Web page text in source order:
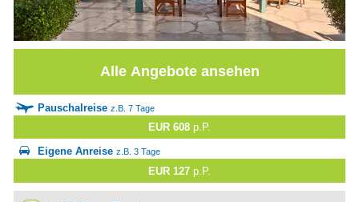
Alle Angebote ansehen
Pauschalreise z.B. 7 Tage
EUR 608 p.P.
Eigene Anreise z.B. 3 Tage
EUR 127 p.P.